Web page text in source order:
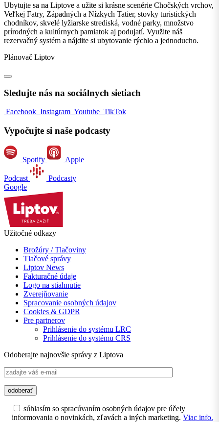
Ubytujte sa na Liptove a užite si krásne scenérie Chočských vrchov,
Veľkej Fatry, Západných a Nízkych Tatier, stovky turistických
chodníkov, skvelé lyžiarske strediská, vodné parky, množstvo
prírodných a kultúrnych pamiatok aj podujatí. Využite náš
rezervačný systém a nájdite si ubytovanie rýchlo a jednoducho.
Plánovač Liptov
Sledujte nás na sociálnych sietiach
Facebook Instagram Youtube TikTok
Vypočujte si naše podcasty
Spotify Apple
Podcast
Podcasty
Google
Užitočné odkazy
Brožúry / Tlačoviny
Tlačové správy
Liptov News
Fakturačné údaje
Logo na stiahnutie
Zverejňovanie
Spracovanie osobných údajov
Cookies & GDPR
Pre partnerov
Prihlásenie do systému LRC
Prihlásenie do systému CRS
Odoberajte najnovšie správy z Liptova
súhlasím so spracúvaním osobných údajov pre účely
informovania o novinkách, zľavách a iných marketing. Viac info.